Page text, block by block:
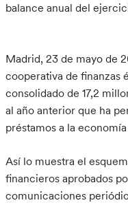
balance anual del
Madrid, 23 de mayo de
cooperativa de
consolidado de 17,2
al año anterior que ha
préstamos a la
Así lo muestra el
financieros aprobados
comunicaciones